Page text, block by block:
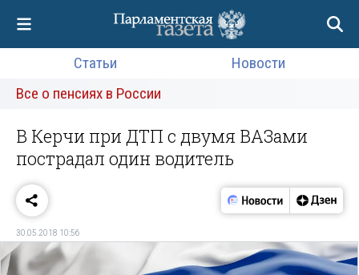
Статьи
Новости
Все о пенсиях в России
В Керчи при ДТП с двумя ВАЗами
пострадал один водитель
30.05.2018 10:56